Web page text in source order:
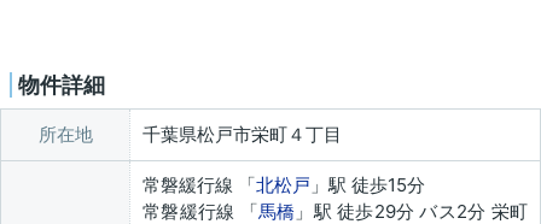
物件詳細
所在地 千葉県松戸市栄町４丁目
常磐緩行線 「北松戸 」駅 徒歩15分
常磐緩行線 「馬橋 」駅 徒歩29分 バス2分 栄町